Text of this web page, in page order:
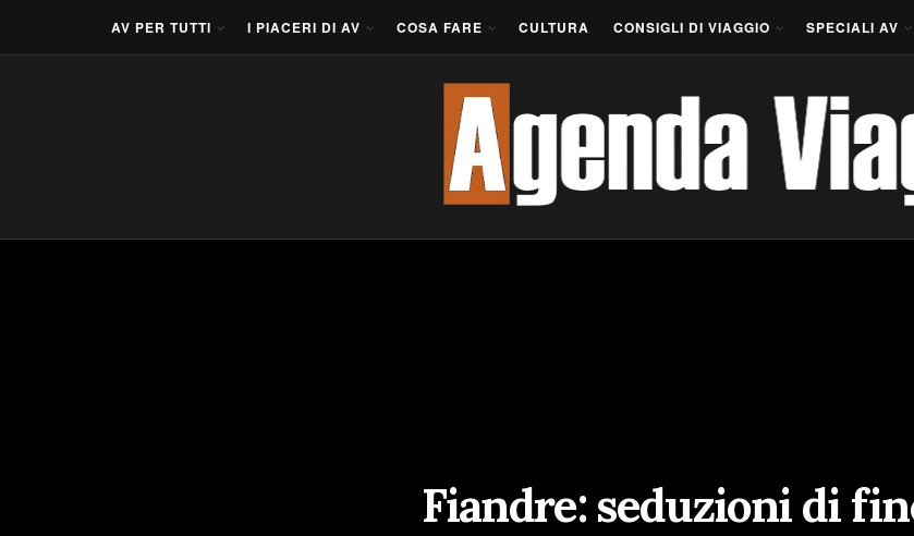
AV PER TUTTI I PIACERI DI AV COSA FARE CULTURA CONSIGLI DI VIAGGIO SPECIALI AV
Fiandre: seduzioni di